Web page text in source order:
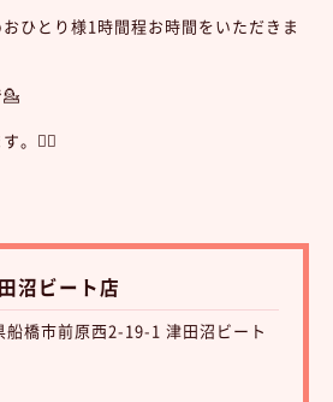
ひとり様1時間程お時間をいただきま
。💆‍♀️
沼ビート店
橋市前原西2-19-1 津田沼ビート